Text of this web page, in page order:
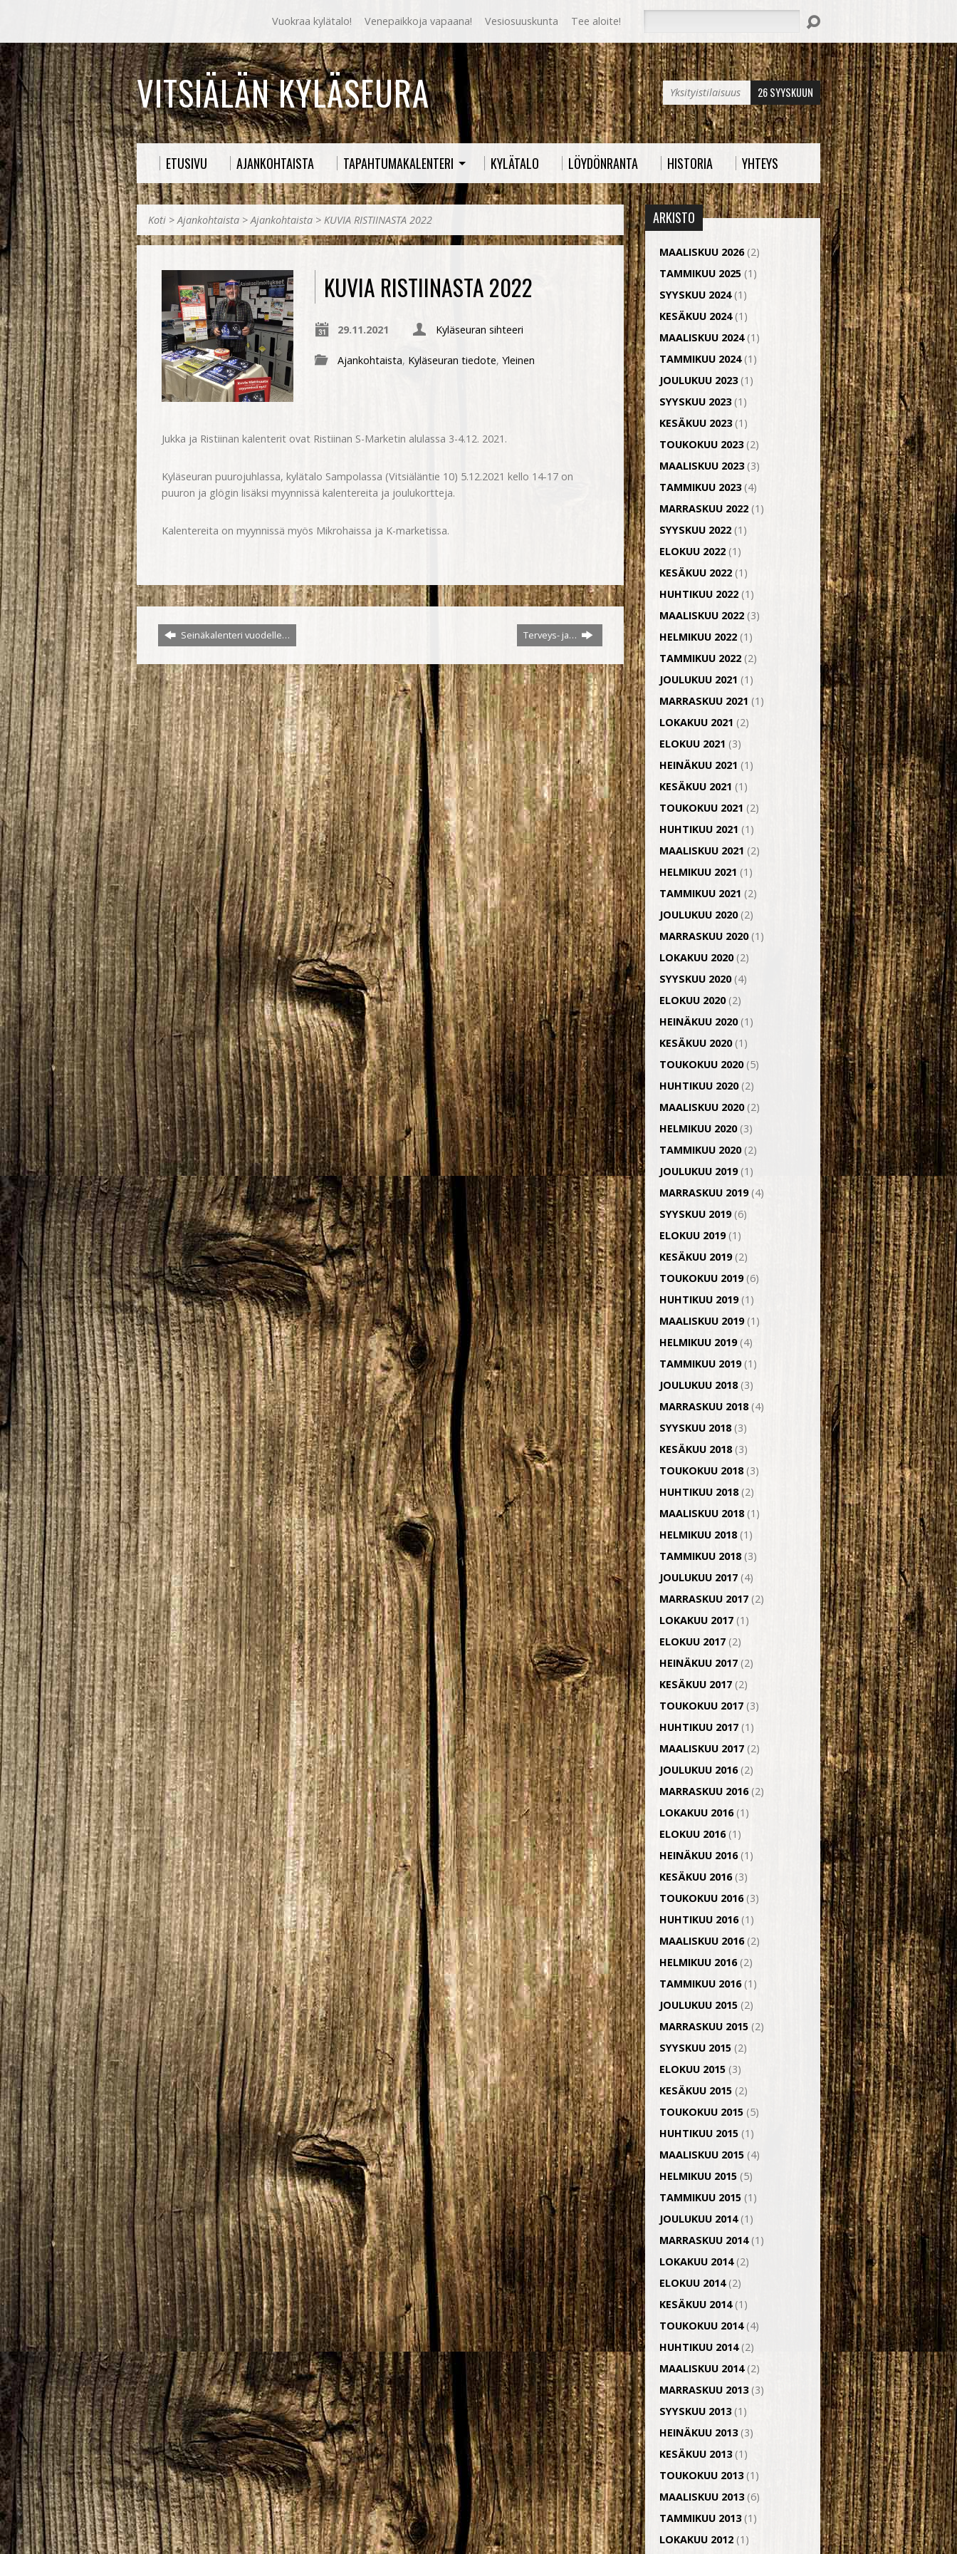
Vuokraa kylätalo! Venepaikkoja vapaana! Vesiosuuskunta Tee aloite!
VITSIÄLÄN KYLÄSEURA Yksityistilaisuus 26 SYYSKUUN
ETUSIVU AJANKOHTAISTA TAPAHTUMAKALENTERI KYLÄTALO LÖYDÖNRANTA HISTORIA YHTEYS
Koti >Ajankohtaista >Ajankohtaista > KUVIA RISTIINASTA 2022
KUVIA RISTIINASTA 2022
29.11.2021 Kyläseuran sihteeri
Ajankohtaista, Kyläseuran tiedote, Yleinen
Jukka ja Ristiinan kalenterit ovat Ristiinan S-Marketin alulassa 3-4.12. 2021.
Kyläseuran puurojuhlassa, kylätalo Sampolassa (Vitsiäläntie 10) 5.12.2021 kello 14-17 on
puuron ja glögin lisäksi myynnissä kalentereita ja joulukortteja.
Kalentereita on myynnissä myös Mikrohaissa ja K-marketissa.
Seinäkalenteri vuodelle… Terveys- ja…
ARKISTO
MAALISKUU 2026(2)
TAMMIKUU 2025 (1)
SYYSKUU 2024(1)
KESÄKUU 2024(1)
MAALISKUU 2024(1)
TAMMIKUU 2024(1)
JOULUKUU 2023(1)
SYYSKUU 2023(1)
KESÄKUU 2023(1)
TOUKOKUU 2023(2)
MAALISKUU 2023(3)
TAMMIKUU 2023(4)
MARRASKUU 2022 (1)
SYYSKUU 2022 (1)
ELOKUU 2022 (1)
KESÄKUU 2022 (1)
HUHTIKUU 2022 (1)
MAALISKUU 2022 (3)
HELMIKUU 2022 (1)
TAMMIKUU 2022 (2)
JOULUKUU 2021 (1)
MARRASKUU 2021 (1)
LOKAKUU 2021 (2)
ELOKUU 2021 (3)
HEINÄKUU 2021 (1)
KESÄKUU 2021 (1)
TOUKOKUU 2021 (2)
HUHTIKUU 2021 (1)
MAALISKUU 2021 (2)
HELMIKUU 2021 (1)
TAMMIKUU 2021 (2)
JOULUKUU 2020(2)
MARRASKUU 2020(1)
LOKAKUU 2020(2)
SYYSKUU 2020(4)
ELOKUU 2020(2)
HEINÄKUU 2020(1)
KESÄKUU 2020(1)
TOUKOKUU 2020(5)
HUHTIKUU 2020(2)
MAALISKUU 2020(2)
HELMIKUU 2020(3)
TAMMIKUU 2020(2)
JOULUKUU 2019(1)
MARRASKUU 2019(4)
SYYSKUU 2019(6)
ELOKUU 2019(1)
KESÄKUU 2019(2)
TOUKOKUU 2019(6)
HUHTIKUU 2019(1)
MAALISKUU 2019(1)
HELMIKUU 2019(4)
TAMMIKUU 2019(1)
JOULUKUU 2018(3)
MARRASKUU 2018(4)
SYYSKUU 2018(3)
KESÄKUU 2018(3)
TOUKOKUU 2018(3)
HUHTIKUU 2018(2)
MAALISKUU 2018(1)
HELMIKUU 2018(1)
TAMMIKUU 2018(3)
JOULUKUU 2017 (4)
MARRASKUU 2017 (2)
LOKAKUU 2017 (1)
ELOKUU 2017 (2)
HEINÄKUU 2017 (2)
KESÄKUU 2017 (2)
TOUKOKUU 2017 (3)
HUHTIKUU 2017 (1)
MAALISKUU 2017 (2)
JOULUKUU 2016(2)
MARRASKUU 2016(2)
LOKAKUU 2016(1)
ELOKUU 2016(1)
HEINÄKUU 2016(1)
KESÄKUU 2016(3)
TOUKOKUU 2016(3)
HUHTIKUU 2016(1)
MAALISKUU 2016(2)
HELMIKUU 2016(2)
TAMMIKUU 2016(1)
JOULUKUU 2015 (2)
MARRASKUU 2015 (2)
SYYSKUU 2015 (2)
ELOKUU 2015 (3)
KESÄKUU 2015 (2)
TOUKOKUU 2015 (5)
HUHTIKUU 2015 (1)
MAALISKUU 2015 (4)
HELMIKUU 2015 (5)
TAMMIKUU 2015 (1)
JOULUKUU 2014(1)
MARRASKUU 2014(1)
LOKAKUU 2014(2)
ELOKUU 2014(2)
KESÄKUU 2014(1)
TOUKOKUU 2014(4)
HUHTIKUU 2014(2)
MAALISKUU 2014(2)
MARRASKUU 2013(3)
SYYSKUU 2013(1)
HEINÄKUU 2013(3)
KESÄKUU 2013(1)
TOUKOKUU 2013(1)
MAALISKUU 2013(6)
TAMMIKUU 2013(1)
LOKAKUU 2012 (1)